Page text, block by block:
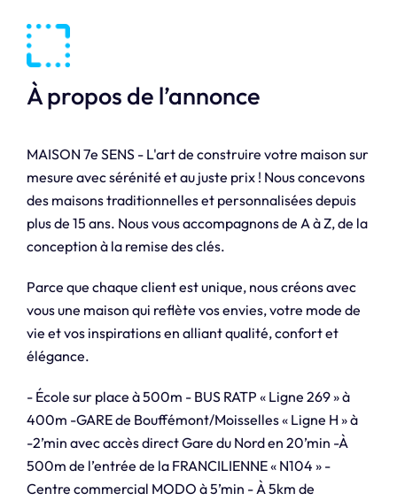
À propos de l’annonce
MAISON 7e SENS - L'art de construire votre maison sur
mesure avec sérénité et au juste prix ! Nous concevons
des maisons traditionnelles et personnalisées depuis
plus de 15 ans. Nous vous accompagnons de A à Z, de la
conception à la remise des clés.
Parce que chaque client est unique, nous créons avec
vous une maison qui reflète vos envies, votre mode de
vie et vos inspirations en alliant qualité, confort et
élégance.
- École sur place à 500m - BUS RATP « Ligne 269 » à
400m -GARE de Bouffémont/Moisselles « Ligne H » à
-2’min avec accès direct Gare du Nord en 20’min -À
500m de l’entrée de la FRANCILIENNE « N104 » -
Centre commercial MODO à 5’min - À 5km de